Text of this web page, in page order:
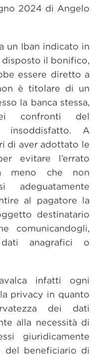
2024 di Angelo
un Iban indicato in
il bonifico,
essere diretto a
è titolare di un
la banca stessa,
confronti del
insoddisfatto. A
di aver adottato le
evitare l’errato
meno che non
al pagatore la
destinatario
comunicandogli,
anagrafici o
infatti ogni
privacy in quanto
dei dati
alla necessità di
giuridicamente
del beneficiario di